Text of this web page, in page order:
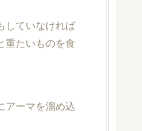
していなければ
重たいものを食
アーマを溜め込